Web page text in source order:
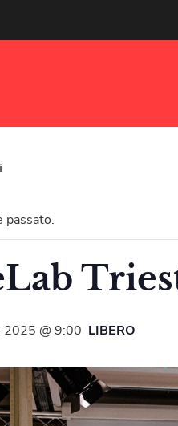
passato.
@ 9:00 LIBERO